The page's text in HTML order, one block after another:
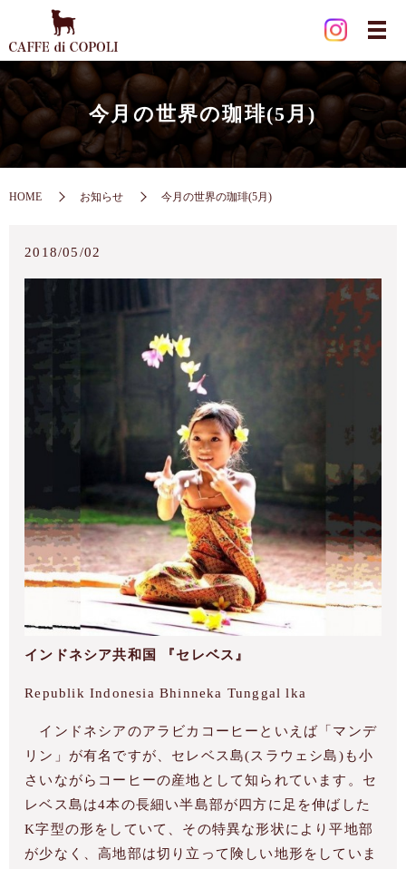
今月の世界の珈琲(5月)
HOME お知らせ 今月の世界の珈琲(5月)
2018/05/02
インドネシア共和国 『セレベス』
Republik Indonesia Bhinneka Tunggal lka
インドネシアのアラビカコーヒーといえば「マンデ
リン」が有名ですが、セレベス島(スラウェシ島)も小
さいながらコーヒーの産地として知られています。セ
レベス島は4本の長細い半島部が四方に足を伸ばした
K字型の形をしていて、その特異な形状により平地部
が少なく、高地部は切り立って険しい地形をしていま